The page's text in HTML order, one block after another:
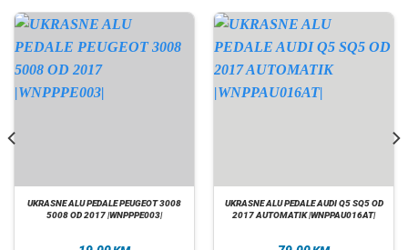
UKRASNE ALU PEDALE PEUGEOT 3008
5008 OD 2017 |WNPPPE003|
UKRASNE ALU PEDALE AUDI Q5 SQ5 OD
2017 AUTOMATIK |WNPPAU016AT|